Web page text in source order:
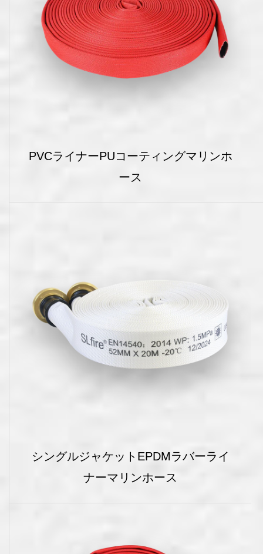
PVCライナーPUコーティングマリンホ
ース
シングルジャケットEPDMラバーライ
ナーマリンホース